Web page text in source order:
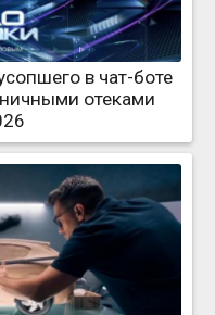
в чат-боте
отеками